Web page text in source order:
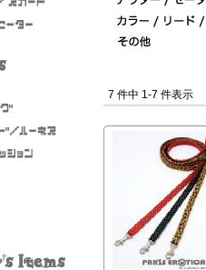
7 件中 1-7 件表示